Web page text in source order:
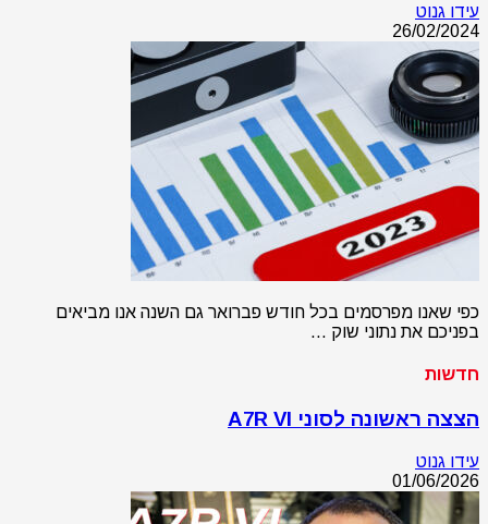
עידו גנוט
26/02/2024
כפי שאנו מפרסמים בכל חודש פברואר גם השנה אנו מביאים
בפניכם את נתוני שוק …
חדשות
הצצה ראשונה לסוני A7R VI
עידו גנוט
01/06/2026